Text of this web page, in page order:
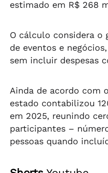
estimado em R$ 268
O cálculo considera
de eventos e
sem incluir despesas
Ainda de acordo com
estado contabilizou
em 2025, reunindo
participantes –
pessoas quando